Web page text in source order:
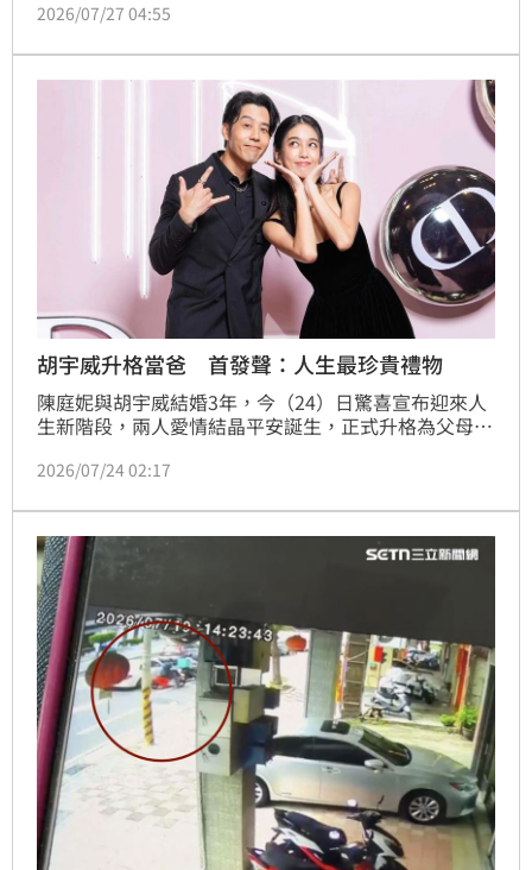
大，導致何翁瞬間噴飛，空中翻滾多圈後重摔在地，當
醫搶救，成功從死神手中救回一命，順利恢復生命徵
象。
2026/07/27 04:55
胡宇威升格當爸 首發聲：人生最珍貴禮物
陳庭妮與胡宇威結婚3年，今（24）日驚喜宣布迎來人
生新階段，兩人愛情結晶平安誕生，正式升格為父母。
公開喜訊，並分享手捧女兒小腳丫的照片，感性寫下對
2026/07/24 02:17